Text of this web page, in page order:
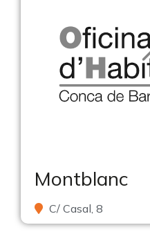
Montblanc
C/ Casal, 8